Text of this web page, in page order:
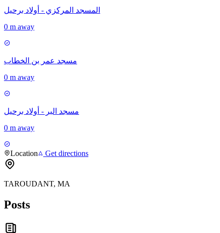
المسجد المركزي - أولاد برحيل
0 m away
مسجد عمر بن الخطاب
0 m away
مسجد البر - أولاد برحيل
0 m away
Location Get directions
TAROUDANT, MA
Posts